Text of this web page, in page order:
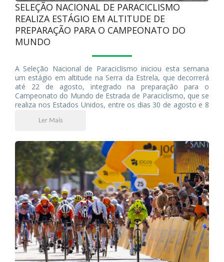
SELEÇÃO NACIONAL DE PARACICLISMO
REALIZA ESTÁGIO EM ALTITUDE DE
PREPARAÇÃO PARA O CAMPEONATO DO
MUNDO
A Seleção Nacional de Paraciclismo iniciou esta semana
um estágio em altitude na Serra da Estrela, que decorrerá
até 22 de agosto, integrado na preparação para o
Campeonato do Mundo de Estrada de Paraciclismo, que se
realiza nos Estados Unidos, entre os dias 30 de agosto e 8
Ler Mais